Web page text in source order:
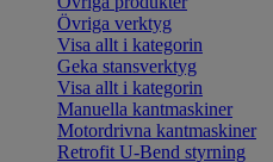
Övriga verktyg
Visa allt i kategorin
Geka stansverktyg
Visa allt i kategorin
Manuella kantmaskiner
Motordrivna kantmaskiner
Retrofit U-Bend styrning